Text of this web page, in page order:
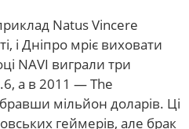
Natus Vincere
і Дніпро мріє виховати
NAVI виграли три
а в 2011 — The
мільйон доларів. Ці
геймерів, але брак